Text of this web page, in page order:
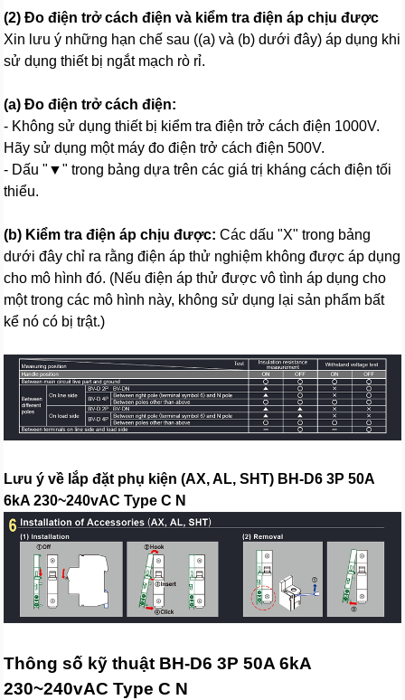
(2) Đo điện trở cách điện và kiểm tra điện áp chịu được
Xin lưu ý những hạn chế sau ((a) và (b) dưới đây) áp dụng khi
sử dụng thiết bị ngắt mạch rò rỉ.
(a) Đo điện trở cách điện:
- Không sử dụng thiết bị kiểm tra điện trở cách điện 1000V.
Hãy sử dụng một máy đo điện trở cách điện 500V.
- Dấu "▼" trong bảng dựa trên các giá trị kháng cách điện tối
thiểu.
(b) Kiểm tra điện áp chịu được: Các dấu "X" trong bảng
dưới đây chỉ ra rằng điện áp thử nghiệm không được áp dụng
cho mô hình đó. (Nếu điện áp thử được vô tình áp dụng cho
một trong các mô hình này, không sử dụng lại sản phẩm bất
kể nó có bị trật.)
Lưu ý về lắp đặt phụ kiện (AX, AL, SHT) BH-D6 3P 50A
6kA 230~240vAC Type C N
Thông số kỹ thuật BH-D6 3P 50A 6kA
230~240vAC Type C N